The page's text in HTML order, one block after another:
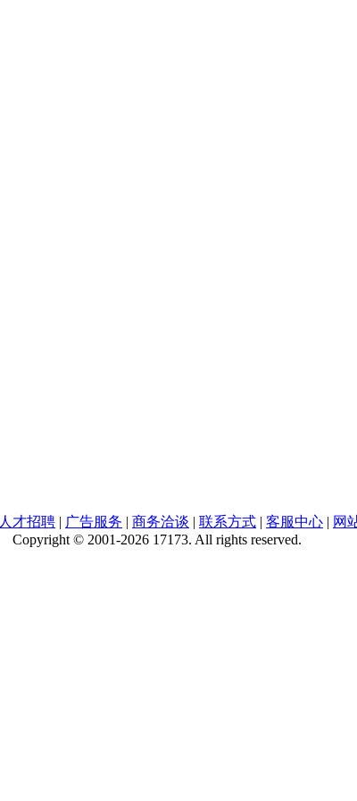
人才招聘 | 广告服务 | 商务洽谈 | 联系方式 | 客服中心 | 网
Copyright © 2001-2026 17173. All rights reserved.